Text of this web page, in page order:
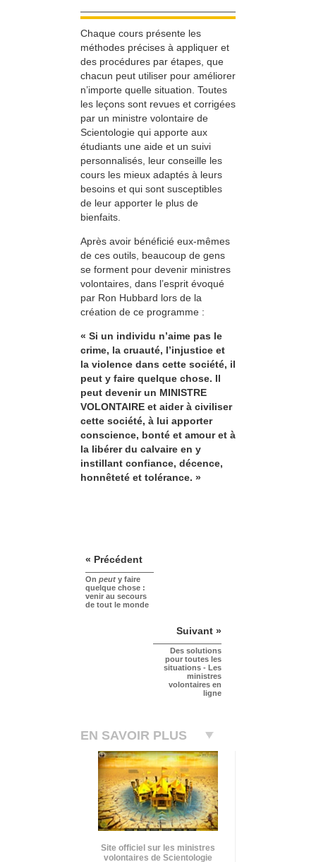
Chaque cours présente les
méthodes précises à appliquer et
des procédures par étapes, que
chacun peut utiliser pour améliorer
n’importe quelle situation. Toutes
les leçons sont revues et corrigées
par un ministre volontaire de
Scientologie qui apporte aux
étudiants une aide et un suivi
personnalisés, leur conseille les
cours les mieux adaptés à leurs
besoins et qui sont susceptibles
de leur apporter le plus de
bienfaits.
Après avoir bénéficié eux-mêmes
de ces outils, beaucoup de gens
se forment pour devenir ministres
volontaires, dans l’esprit évoqué
par Ron Hubbard lors de la
création de ce programme :
« Si un individu n’aime pas le
crime, la cruauté, l’injustice et
la violence dans cette société, il
peut y faire quelque chose. Il
peut devenir un MINISTRE
VOLONTAIRE et aider à civiliser
cette société, à lui apporter
conscience, bonté et amour et à
la libérer du calvaire en y
instillant confiance, décence,
honnêteté et tolérance. »
« Précédent
On peut y faire
quelque chose :
venir au secours
de tout le monde
Suivant »
Des solutions
pour toutes les
situations - Les
ministres
volontaires en
ligne
EN SAVOIR PLUS
Site officiel sur les ministres
volontaires de Scientologie